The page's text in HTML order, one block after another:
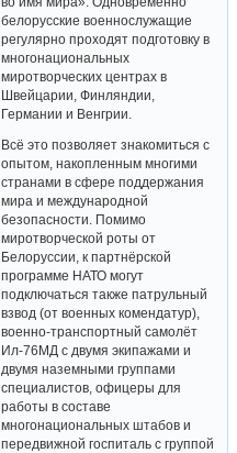
белорусские военнослужащие
регулярно проходят подготовку в
многонациональных
миротворческих центрах в
Швейцарии, Финляндии,
Германии и Венгрии.
Всё это позволяет знакомиться с
опытом, накопленным многими
странами в сфере поддержания
мира и международной
безопасности. Помимо
миротворческой роты от
Белоруссии, к партнёрской
программе НАТО могут
подключаться также патрульный
взвод (от военных комендатур),
военно-транспортный самолёт
Ил-76МД с двумя экипажами и
двумя наземными группами
специалистов, офицеры для
работы в составе
многонациональных штабов и
передвижной госпиталь с группой